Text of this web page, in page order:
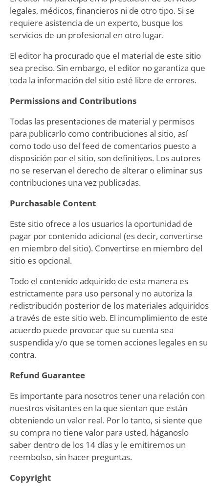
legales, médicos, financieros ni de otro tipo. Si se
requiere asistencia de un experto, busque los
servicios de un profesional en otro lugar.
El editor ha procurado que el material de este sitio
sea preciso. Sin embargo, el editor no garantiza que
toda la información del sitio esté libre de errores.
Permissions and Contributions
Todas las presentaciones de material y permisos
para publicarlo como contribuciones al sitio, así
como todo uso del feed de comentarios puesto a
disposición por el sitio, son definitivos. Los autores
no se reservan el derecho de alterar o eliminar sus
contribuciones una vez publicadas.
Purchasable Content
Este sitio ofrece a los usuarios la oportunidad de
pagar por contenido adicional (es decir, convertirse
en miembro del sitio). Convertirse en miembro del
sitio es opcional.
Todo el contenido adquirido de esta manera es
estrictamente para uso personal y no autoriza la
redistribución posterior de los materiales adquiridos
a través de este sitio web. El incumplimiento de este
acuerdo puede provocar que su cuenta sea
suspendida y/o que se tomen acciones legales en su
contra.
Refund Guarantee
Es importante para nosotros tener una relación con
nuestros visitantes en la que sientan que están
obteniendo un valor real. Por lo tanto, si siente que
su compra no tiene valor para usted, háganoslo
saber dentro de los 14 días y le emitiremos un
reembolso, sin hacer preguntas.
Copyright